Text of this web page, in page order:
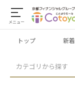
メニュー
カテゴリから探す
トップ 新着